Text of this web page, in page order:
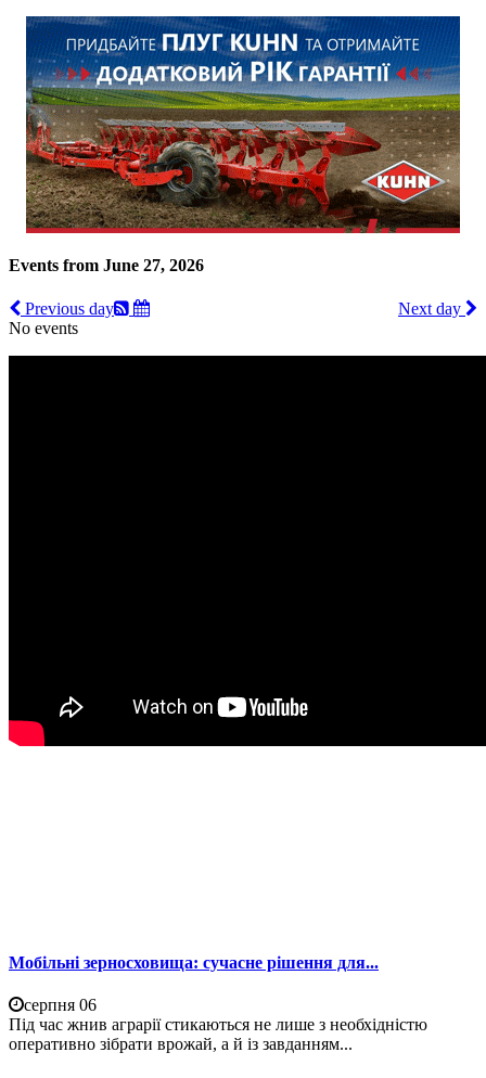
Events from June 27, 2026
Previous day
Next day
No events
Мобільні зерносховища: сучасне рішення для...
серпня 06
Під час жнив аграрії стикаються не лише з необхідністю
оперативно зібрати врожай, а й із завданням...